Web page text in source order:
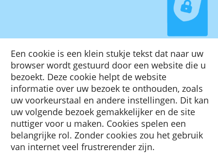
Een cookie is een klein stukje tekst dat naar
browser wordt gestuurd door een website
bezoekt. Deze cookie helpt de website
informatie over uw bezoek te onthouden,
uw voorkeurstaal en andere instellingen.
uw volgende bezoek gemakkelijker en de